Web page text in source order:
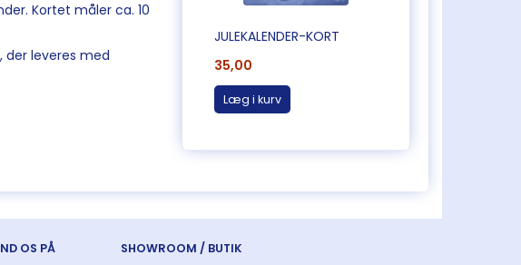
Kortet måler ca. 10
der leveres med
JULEKALENDER-KORT
35,00
Læg i kurv
OS PÅ SHOWROOM / BUTIK